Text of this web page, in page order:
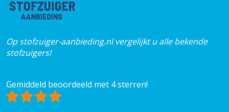
Op stofzuiger-aanbieding.nl vergelijkt u alle bekende
stofzuigers!
Gemiddeld beoordeeld met 4 sterren!